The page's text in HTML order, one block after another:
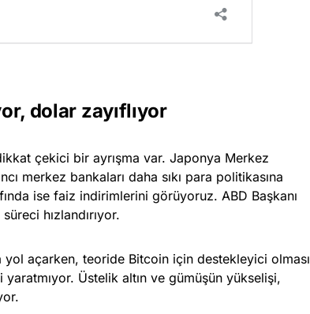
dolar zayıflıyor
çekici bir ayrışma var. Japonya Merkez
merkez bankaları daha sıkı para politikasına
ise faiz indirimlerini görüyoruz. ABD Başkanı
hızlandırıyor.
yol açarken, teoride Bitcoin için destekleyici olması
Üstelik altın ve gümüşün yükselişi,